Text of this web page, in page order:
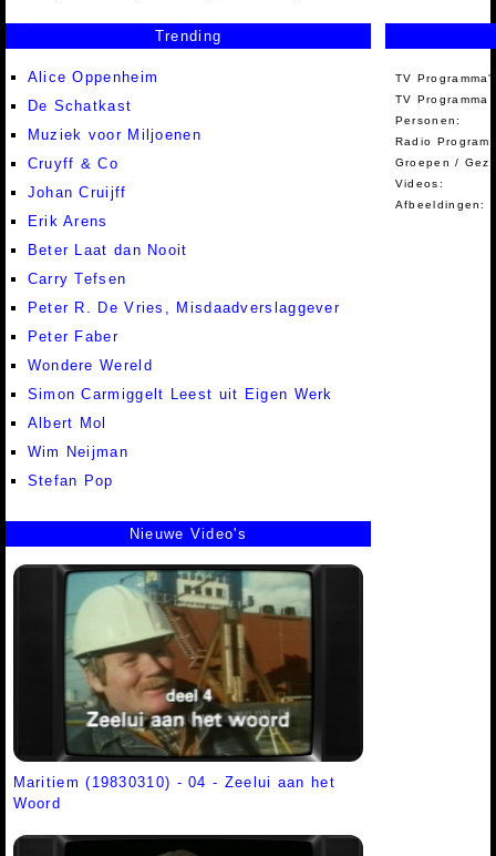
Trending
Alice Oppenheim
De Schatkast
Muziek voor Miljoenen
Cruyff & Co
Johan Cruijff
Erik Arens
Beter Laat dan Nooit
Carry Tefsen
Peter R. De Vries, Misdaadverslaggever
Peter Faber
Wondere Wereld
Simon Carmiggelt Leest uit Eigen Werk
Albert Mol
Wim Neijman
Stefan Pop
TV
TV Programma
Personen:
Radio
Groepen /
Videos:
Afbeeldingen:
Nieuwe Video's
Maritiem (19830310) - 04 - Zeelui aan het
Woord